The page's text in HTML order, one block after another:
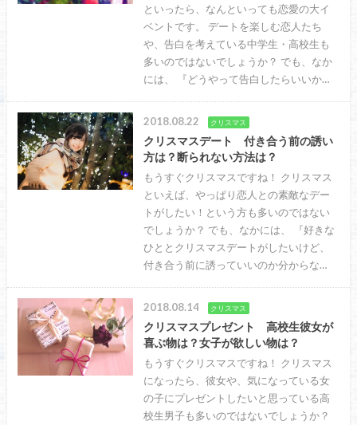
といったら、なんといっても恋愛の大イ
ベントです。 デートを楽しむ恋人たち
や、告白を考えている中学生・高校生も
多いのではないでしょうか？ でも、なか
には、 『どうやって告白したらいいか…
2018.08.22 クリスマス
クリスマスデート 付き合う前の誘い
方は？断られない方法は？
もうすぐクリスマスですね！ クリスマス
といえば、やっぱり恋人との素敵なデー
トがしたい！という方も多いのではない
でしょうか？ でも、なかには、 『好きな
ひととクリスマスデートがしたいけど、
付き合う前に誘っていいのか分からな…
2018.08.14 クリスマス
クリスマスプレゼント 高校生彼女が
喜ぶ物は？女子が欲しい物は？
もうすぐクリスマスですね！ クリスマス
になったら、彼女や、気になっている女
の子にプレゼントしたいと思っている高
校生男子も多いのではないでしょうか？